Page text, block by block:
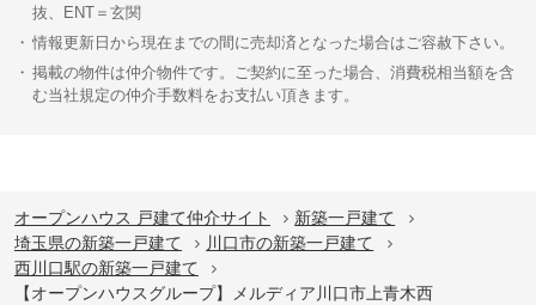
抜、ENT＝玄関
情報更新日から現在までの間に売却済となった場合はご容赦下さい。
掲載の物件は仲介物件です。ご契約に至った場合、消費税相当額を含
む当社規定の仲介手数料をお支払い頂きます。
オープンハウス 戸建て仲介サイト
新築一戸建て
埼玉県の新築一戸建て
川口市の新築一戸建て
西川口駅の新築一戸建て
【オープンハウスグループ】メルディア川口市上青木西